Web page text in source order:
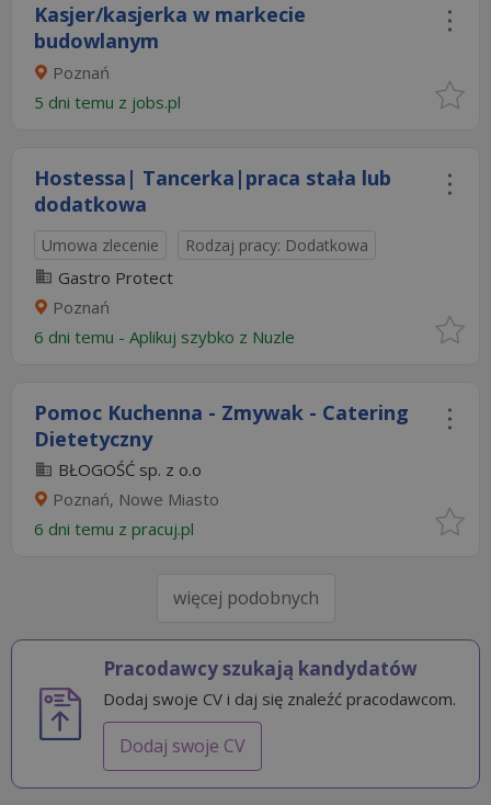
Kasjer/kasjerka w markecie
budowlanym
Poznań
5 dni temu z jobs.pl
Hostessa| Tancerka|praca stała lub
dodatkowa
Umowa zlecenie Rodzaj pracy: Dodatkowa
Gastro Protect
Poznań
6 dni temu - Aplikuj szybko z Nuzle
Pomoc Kuchenna - Zmywak - Catering
Dietetyczny
BŁOGOŚĆ sp. z o.o
Poznań, Nowe Miasto
6 dni temu z pracuj.pl
więcej podobnych
Pracodawcy szukają kandydatów
Dodaj swoje CV i daj się znaleźć pracodawcom.
Dodaj swoje CV